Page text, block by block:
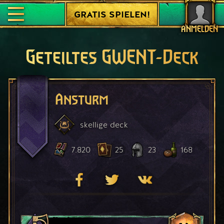
ANMELDEN
GRATIS SPIELEN!
Geteiltes GWENT-Deck
Ansturm
skellige deck
7.820 25 23 168